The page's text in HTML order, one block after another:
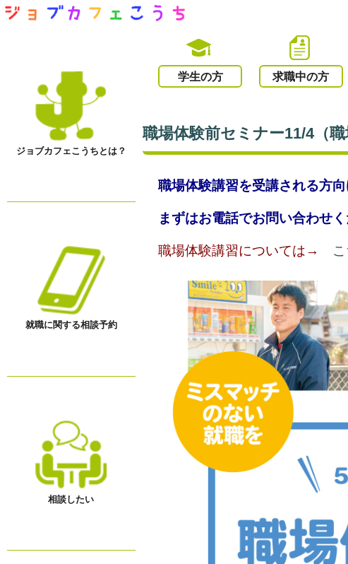
学生の方 求職中の方
ジョブカフェこうちとは？
就職に関する相談予約
相談したい
職場体験前セミナー11/4（職
職場体験講習を受講される方向
まずはお電話でお問い合わせく
職場体験講習については→